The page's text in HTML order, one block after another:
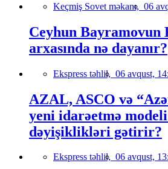
Keçmiş Sovet məkanı, 06
Ceyhun Bayramovun
arxasında nə dayanır?
Ekspress təhlil, 06 avqust,
AZAL, ASCO və
yeni idarəetmə
dəyişiklikləri gətirir?
Ekspress təhlil, 06 avqust,